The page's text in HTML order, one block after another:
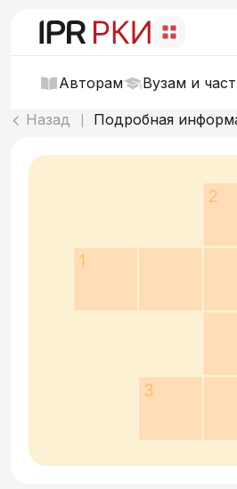
Авторам Вузам и
Назад Подробная